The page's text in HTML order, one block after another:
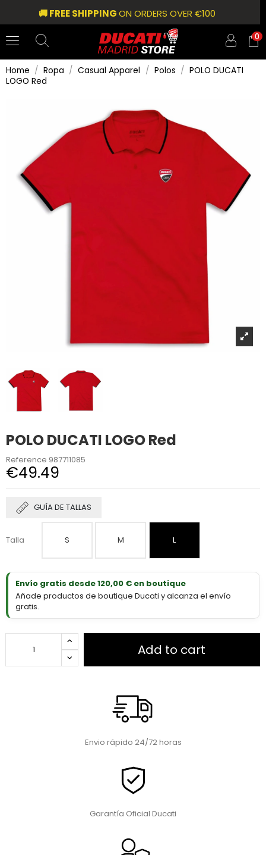
🚚 FREE SHIPPINGON ORDERS OVER €100
0
Home Ropa Casual Apparel Polos
POLO DUCATI
LOGO Red
POLO DUCATI LOGO Red
Reference 987711085
€49.49
GUÍA DE TALLAS
Talla S M L
Envío gratis desde 120,00 € en boutique
Añade productos de boutique Ducati y alcanza el envío
gratis.
Add to cart
Envio rápido 24/72 horas
Garantía Oficial Ducati